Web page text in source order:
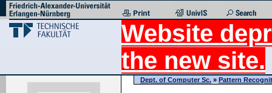
Website
the new site.
Dept. of Computer Sc. » Pattern